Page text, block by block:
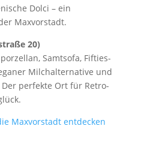
Dolci – ein
Maxvorstadt.
20)
Samtsofa, Fifties-
Milchalternative und
perfekte Ort für Retro-
Maxvorstadt entdecken